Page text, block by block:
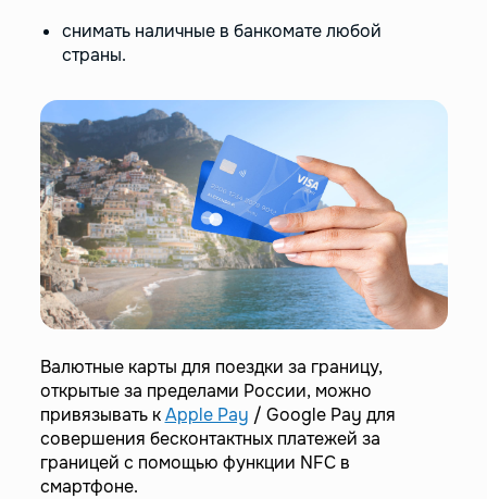
снимать наличные в банкомате любой
страны.
Валютные карты для поездки за границу,
открытые за пределами России, можно
привязывать кApple Pay / Google Pay для
совершения бесконтактных платежей за
границей с помощью функции NFC в
смартфоне.